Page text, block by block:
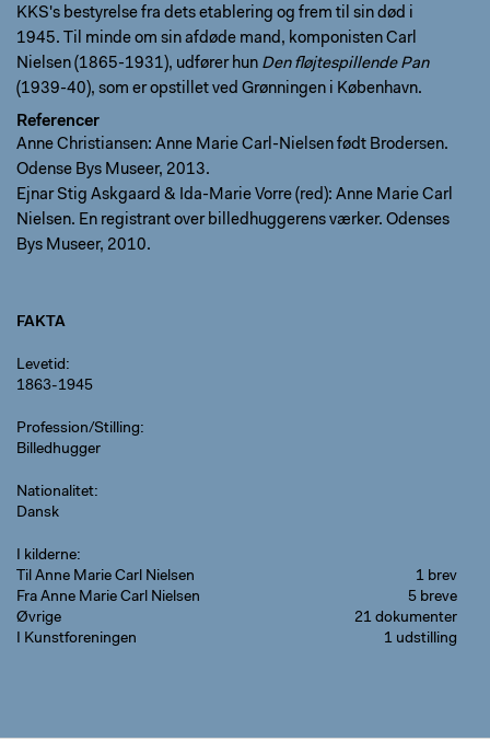
KKS's bestyrelse fra dets etablering og frem til sin død i
1945. Til minde om sin afdøde mand, komponisten Carl
Nielsen (1865-1931), udfører hun Den fløjtespillende Pan
(1939-40), som er opstillet ved Grønningen i København.
Referencer
Anne Christiansen: Anne Marie Carl-Nielsen født Brodersen.
Odense Bys Museer, 2013.
Ejnar Stig Askgaard & Ida-Marie Vorre (red): Anne Marie Carl
Nielsen. En registrant over billedhuggerens værker. Odenses
Bys Museer, 2010.
FAKTA
Levetid
1863-1945
Profession/Stilling
Billedhugger
Nationalitet
Dansk
I kilderne
Til Anne Marie Carl Nielsen
1 brev
Fra Anne Marie Carl Nielsen
5 breve
Øvrige
21 dokumenter
I Kunstforeningen
1 udstilling